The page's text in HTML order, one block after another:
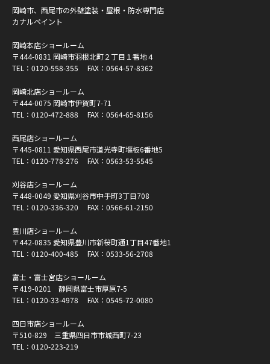
岡崎市、西尾市の外壁塗装・屋根・防水専門店
カナルペイント
岡崎本店ショールーム
〒444-0831 岡崎市羽根北町２丁目１番地４
TEL： 0120-558-355 FAX：0564-57-8362
岡崎北店ショールーム
〒444-0075 岡崎市伊賀町7-71
TEL： 0120-472-888 FAX：0564-65-8156
西尾店ショールーム
〒445-0811 愛知県西尾市道光寺町堰板6番地5
TEL： 0120-778-276 FAX：0563-53-5545
刈谷店ショールーム
〒448-0049 愛知県刈谷市中手町3丁目708
TEL： 0120-336-320 FAX：0566-61-2150
豊川店ショールーム
〒442-0835 愛知県豊川市新桜町通1丁目47番地1
TEL： 0120-400-485 FAX：0533-56-2708
富士・富士宮店ショールーム
〒419-0201 静岡県富士市厚原7-5
TEL： 0120-33-4978 FAX：0545-72-0080
四日市店ショールーム
〒510-829 三重県四日市市城西町7-23
TEL： 0120-223-219